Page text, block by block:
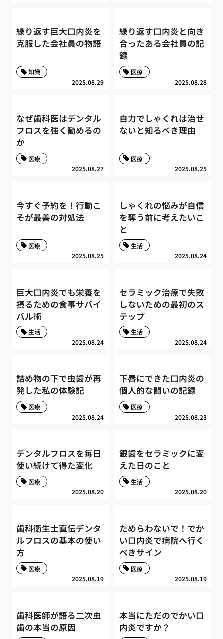
繰り返す巨大口内炎を
克服した会社員の物語
2025.08.29
知識
繰り返す口内炎と向き
合ったある会社員の記
録
2025.08.28
医療
なぜ歯科医はデンタル
フロスを強く勧めるの
か
2025.08.27
医療
自力でしゃくれは治せ
ないと知るべき理由
2025.08.25
医療
今すぐ予約を！行動こ
そが最善の対処法
2025.08.25
医療
しゃくれの悩みが自信
を奪う前に考えたいこ
と
2025.08.24
生活
巨大口内炎でも栄養を
摂るための食事サバイ
バル術
2025.08.24
生活
セラミック治療で失敗
しないための最初のス
テップ
2025.08.24
生活
詰め物の下で虫歯が再
発した私の体験記
2025.08.24
医療
下唇にできた口内炎の
個人的な闘いの記録
2025.08.23
医療
デンタルフロスを毎日
使い続けて得た変化
2025.08.20
医療
銀歯をセラミックに変
えた日のこと
2025.08.20
生活
歯科衛生士直伝デンタ
ルフロスの基本の使い
方
2025.08.19
医療
ためらわないで！でか
い口内炎で病院へ行く
べきサイン
2025.08.19
医療
歯科医師が語る二次虫
歯の本当の原因
本当にただのでかい口
内炎ですか？